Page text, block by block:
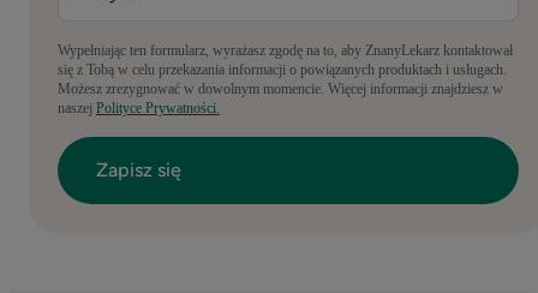
Wypełniając ten formularz, wyrażasz zgodę na to, aby ZnanyLekarz kontaktował
się z Tobą w celu przekazania informacji o powiązanych produktach i usługach.
Możesz zrezygnować w dowolnym momencie. Więcej informacji znajdziesz w
naszej Polityce Prywatności.